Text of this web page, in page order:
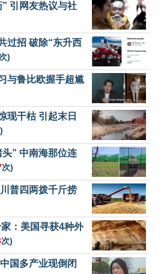
引网友热议与社
过招 破除“东升西
)
与鲁比欧握手超尴
现干枯 引起末日
” 中南海那位连
次)
普四两拨千斤捞
：美国寻获4种外
次)
国多产业现倒闭